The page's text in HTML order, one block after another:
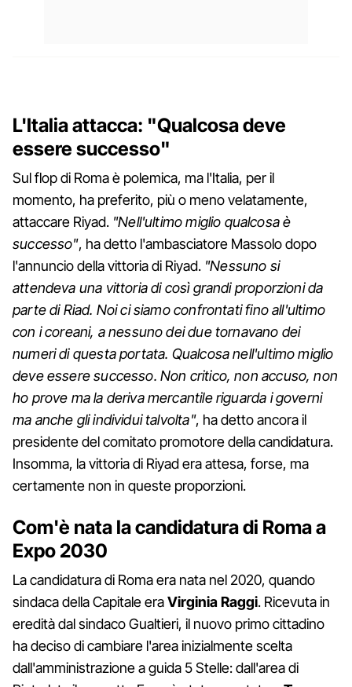
L'Italia attacca: "Qualcosa deve
essere successo"
Sul flop di Roma è polemica, ma l'Italia, per il
momento, ha preferito, più o meno velatamente,
attaccare Riyad. "Nell'ultimo miglio qualcosa è
successo", ha detto l'ambasciatore Massolo dopo
l'annuncio della vittoria di Riyad. "Nessuno si
attendeva una vittoria di così grandi proporzioni da
parte di Riad. Noi ci siamo confrontati fino all'ultimo
con i coreani, a nessuno dei due tornavano dei
numeri di questa portata. Qualcosa nell'ultimo miglio
deve essere successo. Non critico, non accuso, non
ho prove ma la deriva mercantile riguarda i governi
ma anche gli individui talvolta", ha detto ancora il
presidente del comitato promotore della candidatura.
Insomma, la vittoria di Riyad era attesa, forse, ma
certamente non in queste proporzioni.
Com'è nata la candidatura di Roma a
Expo 2030
La candidatura di Roma era nata nel 2020, quando
sindaca della Capitale eraVirginia Raggi. Ricevuta in
eredità dal sindaco Gualtieri, il nuovo primo cittadino
ha deciso di cambiare l'area inizialmente scelta
dall'amministrazione a guida 5 Stelle: dall'area di